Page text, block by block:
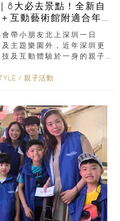
8大必去景點！全新自
互動藝術館附適合年
間
帶小朋友北上深圳一日
主題樂園外，近年深圳更
及互動體驗於一身的親子
/ 親子活動